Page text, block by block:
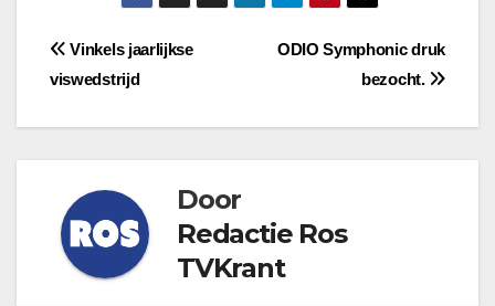
Bericht
navigatie
ODIO Symphonic druk
bezocht.
Vinkels jaarlijkse
viswedstrijd
Door
Redactie Ros
TVKrant